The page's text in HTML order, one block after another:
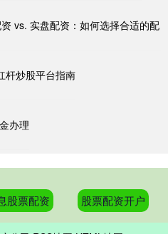
vs. 实盘配资：如何选择合适的配
杆炒股平台指南
办理
股票配资 股票配资开户